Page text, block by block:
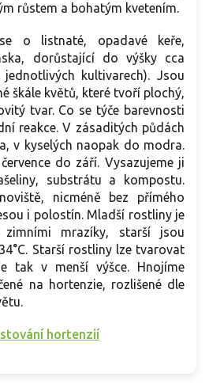
růstem a bohatým kvetením.
o listnaté, opadavé keře,
dorůstající do výšky cca
kultivarech). Jsou
škále květů, které tvoří plochý,
tvar. Co se týče barevnosti
reakce. V zásaditých půdách
v kyselých naopak do modra.
do září. Vysazujeme ji
substrátu a kompostu.
nicméně bez přímého
i polostín. Mladší rostliny je
mrazíky, starší jsou
Starší rostliny lze tvarovat
tak v menší výšce. Hnojíme
na hortenzie, rozlišené dle
hortenzií